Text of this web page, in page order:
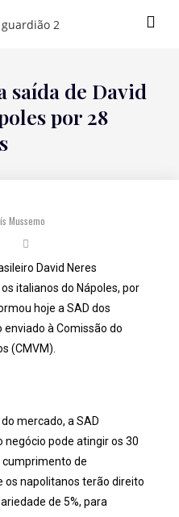
saída de David
por 28
Mussemo
David Neres
italianos do Nápoles, por
hoje a SAD dos
enviado à Comissão do
(CMVM).
mercado, a SAD
pode atingir os 30
cumprimento de
os napolitanos terão direito
de 5%, para